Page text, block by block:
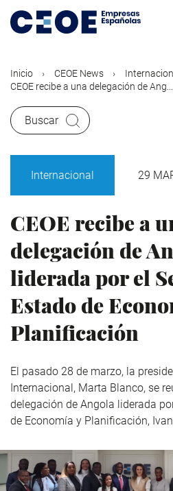
contenido
Inicio CEOE News
CEOE recibe a una delegación de Ang...
Buscar
Internacional 29
CEOE recibe a
delegación de
liderada por el
Estado de
Planificación
El pasado 28 de marzo, la
Internacional, Marta Blanco, se
delegación de Angola liderada
de Economía y Planificación,